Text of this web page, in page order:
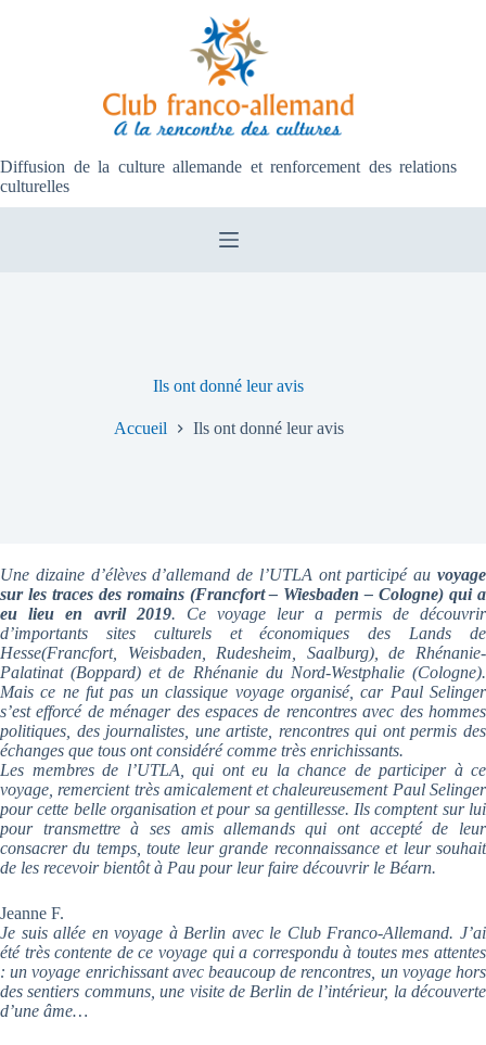
Diffusion de la culture allemande et renforcement des relations
culturelles
Ils ont donné leur avis
Accueil Ils ont donné leur avis
Une dizaine d’élèves d’allemand de l’UTLA ont participé au voyage
sur les traces des romains (Francfort – Wiesbaden – Cologne) qui a
eu lieu en avril 2019. Ce voyage leur a permis de découvrir
d’importants sites culturels et économiques des Lands de
Hesse(Francfort, Weisbaden, Rudesheim, Saalburg), de Rhénanie-
Palatinat (Boppard) et de Rhénanie du Nord-Westphalie (Cologne).
Mais ce ne fut pas un classique voyage organisé, car Paul Selinger
s’est efforcé de ménager des espaces de rencontres avec des hommes
politiques, des journalistes, une artiste, rencontres qui ont permis des
échanges que tous ont considéré comme très enrichissants.
Les membres de l’UTLA, qui ont eu la chance de participer à ce
voyage, remercient très amicalement et chaleureusement Paul Selinger
pour cette belle organisation et pour sa gentillesse. Ils comptent sur lui
pour transmettre à ses amis allemands qui ont accepté de leur
consacrer du temps, toute leur grande reconnaissance et leur souhait
de les recevoir bientôt à Pau pour leur faire découvrir le Béarn.
Jeanne F.
Je suis allée en voyage à Berlin avec le Club Franco-Allemand. J’ai
été très contente de ce voyage qui a correspondu à toutes mes attentes
: un voyage enrichissant avec beaucoup de rencontres, un voyage hors
des sentiers communs, une visite de Berlin de l’intérieur, la découverte
d’une âme…